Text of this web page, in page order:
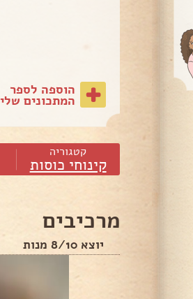
הוספה לספר
המתכונים שלי
קטגוריה
קינוחי כוסות
מרכיבים
יוצא 8/10 מנות